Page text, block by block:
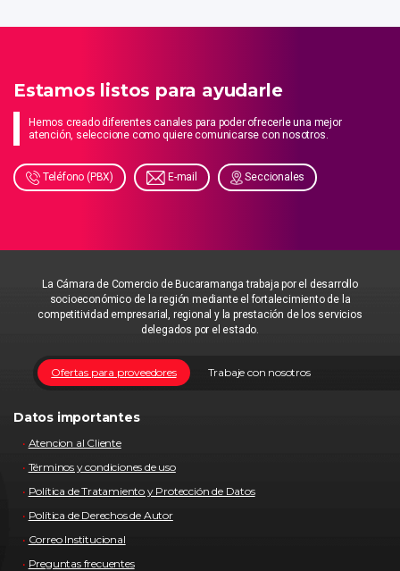
Estamos listos para ayudarle
Hemos creado diferentes canales para poder ofrecerle una mejor
atención, seleccione como quiere comunicarse con nosotros.
Teléfono (PBX) E-mail Seccionales
La Cámara de Comercio de Bucaramanga trabaja por el desarrollo
socioeconómico de la región mediante el fortalecimiento de la
competitividad empresarial, regional y la prestación de los servicios
delegados por el estado.
Trabaje con nosotros
Ofertas para proveedores
Datos importantes
Atencion al Cliente
Términos y condiciones de uso
Política de Tratamiento y Protección de Datos
Política de Derechos de Autor
Correo Institucional
Preguntas frecuentes